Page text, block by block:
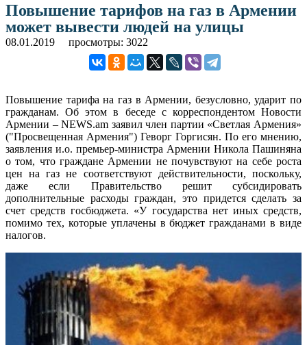
Повышение тарифов на газ в Армении
может вывести людей на улицы
08.01.2019 просмотры: 3022
Повышение тарифа на газ в Армении, безусловно, ударит по
гражданам. Об этом в беседе с корреспондентом Новости
Армении – NEWS.am заявил член партии «Светлая Армения»
("Просвещенная Армения") Геворг Горгисян. По его мнению,
заявления и.о. премьер-министра Армении Никола Пашиняна
о том, что граждане Армении не почувствуют на себе роста
цен на газ не соответствуют действительности, поскольку,
даже если Правительство решит субсидировать
дополнительные расходы граждан, это придется сделать за
счет средств госбюджета. «У государства нет иных средств,
помимо тех, которые уплачены в бюджет гражданами в виде
налогов.